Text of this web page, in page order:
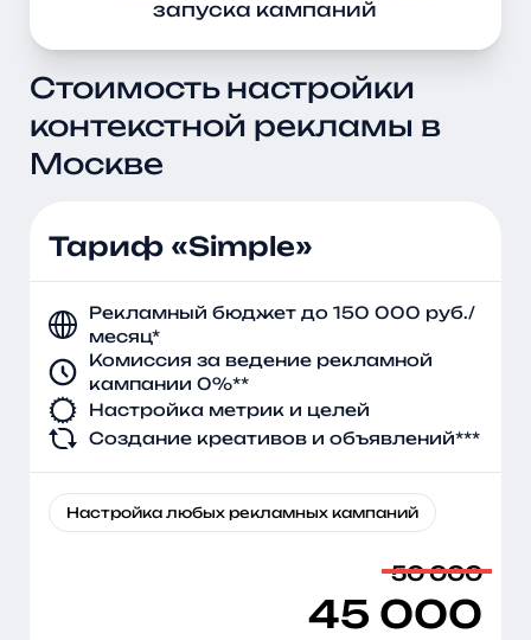
запуска кампаний
Стоимость настройки
контекстной рекламы в
Москве
Тариф «Simple»
Рекламный бюджет до 150 000 руб./
месяц*
Комиссия за ведение рекламной
кампании 0%**
Настройка метрик и целей
Создание креативов и объявлений***
Настройка любых рекламных кампаний
50 000
45 000